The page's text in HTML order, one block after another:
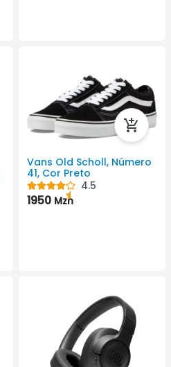
Vans Old Scholl, Número
41, Cor Preto
4.5
1950 Mzn